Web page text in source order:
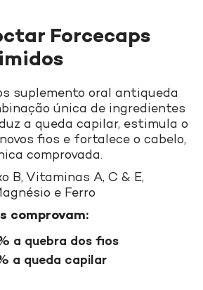
Forcecaps
suplemento oral antiqueda
única de ingredientes
a queda capilar, estimula o
fios e fortalece o cabelo,
comprovada.
B, Vitaminas A, C & E,
e Ferro
comprovam:
a quebra dos fios
a queda capilar